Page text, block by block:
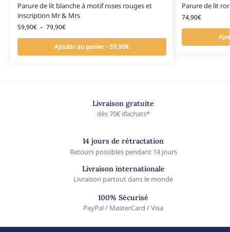
Parure de lit blanche à motif roses rouges et
inscription Mr & Mrs
59,90€ – 79,90€
Ajouter au panier - 59,90€
Parure de lit
74,90€
Livraison gratuite
dès 70€ d’achats*
14 jours de rétractation
Retours possibles pendant 14 jours
Livraison internationale
Livraison partout dans le monde
100% Sécurisé
PayPal / MasterCard / Visa